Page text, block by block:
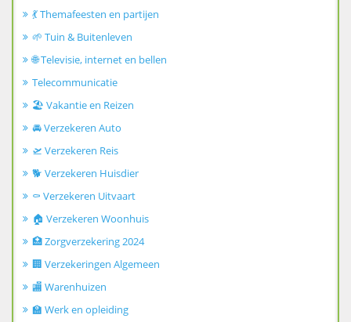
💃 Themafeesten en partijen
🌱 Tuin & Buitenleven
🌐 Televisie, internet en bellen
Telecommunicatie
🏖️ Vakantie en Reizen
🚘 Verzekeren Auto
🛫 Verzekeren Reis
🐕 Verzekeren Huisdier
⚰️ Verzekeren Uitvaart
🏠 Verzekeren Woonhuis
🏥 Zorgverzekering 2024
🏢 Verzekeringen Algemeen
🏬 Warenhuizen
🏫 Werk en opleiding